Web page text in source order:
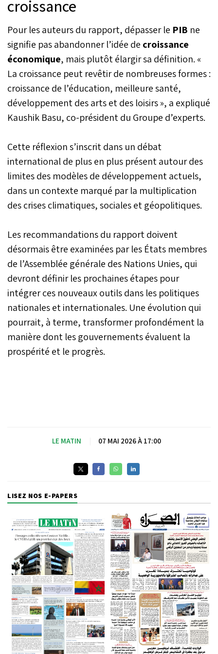
croissance
Pour les auteurs du rapport, dépasser le PIB ne
signifie pas abandonner l’idée de croissance
économique, mais plutôt élargir sa définition. «
La croissance peut revêtir de nombreuses formes :
croissance de l’éducation, meilleure santé,
développement des arts et des loisirs », a expliqué
Kaushik Basu, co-président du Groupe d’experts.
Cette réflexion s’inscrit dans un débat
international de plus en plus présent autour des
limites des modèles de développement actuels,
dans un contexte marqué par la multiplication
des crises climatiques, sociales et géopolitiques.
Les recommandations du rapport doivent
désormais être examinées par les États membres
de l’Assemblée générale des Nations Unies, qui
devront définir les prochaines étapes pour
intégrer ces nouveaux outils dans les politiques
nationales et internationales. Une évolution qui
pourrait, à terme, transformer profondément la
manière dont les gouvernements évaluent la
prospérité et le progrès.
LE MATIN 07 MAI 2026 À 17:00
LISEZ NOS E-PAPERS